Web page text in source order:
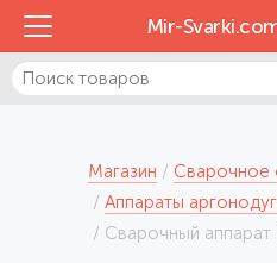
Mir-
Магазин
Сварочное
Аппараты
Сварочный аппарат Grovers